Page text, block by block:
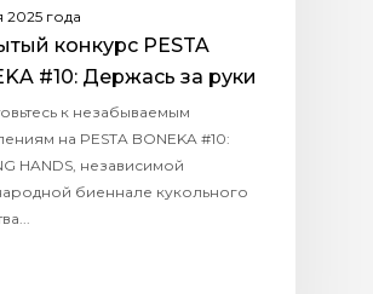
2025 года
конкурс PESTA
#10: Держась за руки
к незабываемым
на PESTA BONEKA #10:
HANDS, независимой
биеннале кукольного